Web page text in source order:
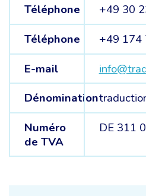
Téléphone
+49 30
Téléphone
+49 174
E-mail
Dénomination
Numéro
de TVA
DE 311